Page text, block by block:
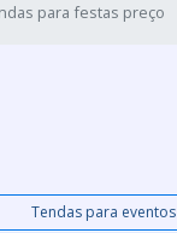
para festas preço
Tendas para eventos